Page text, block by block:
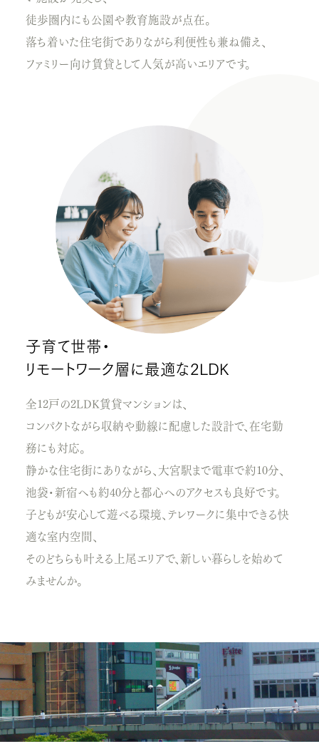
徒歩圏内にも公園や教育施設が点在。
落ち着いた住宅街でありながら利便性も兼ね備え、
ファミリー向け賃貸として人気が高いエリアです。
子育て世帯・
リモートワーク層に最適な2LDK
全12戸の2LDK賃貸マンションは、
コンパクトながら収納や動線に配慮した設計で、在宅勤
務にも対応。
静かな住宅街にありながら、大宮駅まで電車で約10分、
池袋・新宿へも約40分と都心へのアクセスも良好です。
子どもが安心して遊べる環境、テレワークに集中できる快
適な室内空間、
そのどちらも叶える上尾エリアで、新しい暮らしを始めて
みませんか。